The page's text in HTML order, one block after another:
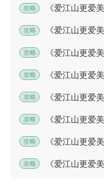
攻略 《爱江山更爱
攻略 《爱江山更爱
攻略 《爱江山更爱
攻略 《爱江山更爱
攻略 《爱江山更爱
攻略 《爱江山更爱
攻略 《爱江山更爱
攻略 《爱江山更爱